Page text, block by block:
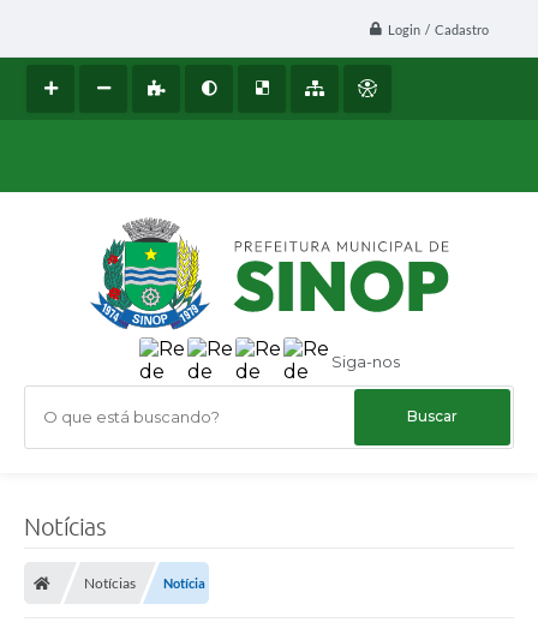
Login / Cadastro
Siga-nos
O que está buscando?
Notícias
Notícias Notícia